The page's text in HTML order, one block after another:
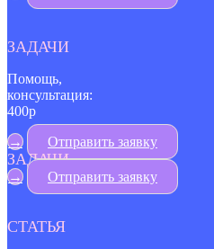
ЗАДАЧИ
Помощь,
консультация:
400р
→
Отправить заявку
ЗАДАЧИ
→ Отправить заявку
СТАТЬЯ